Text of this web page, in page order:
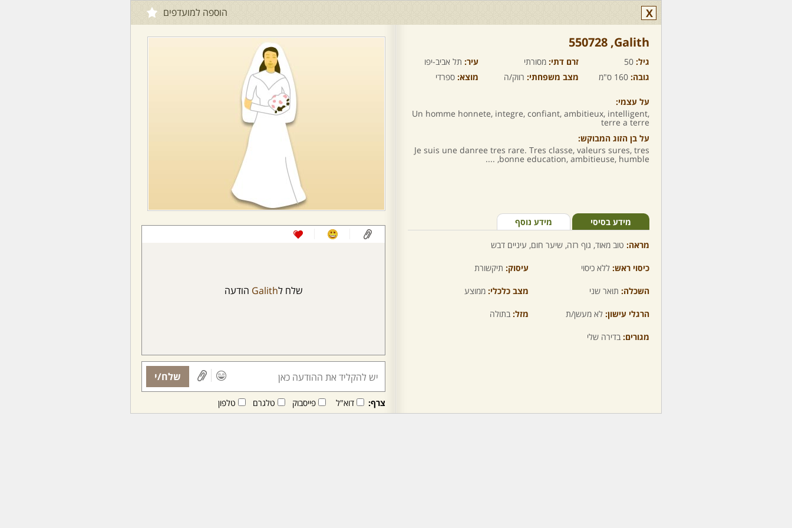
X הוספה למועדפים
Galith,‏ 550728
גיל: 50 זרם דתי: מסורתי עיר: תל אביב-יפו
גובה: 160 ס"מ מצב משפחתי: רווק/ה מוצא: ספרדי
על עצמי:
Un homme honnete, integre, confiant, ambitieux, intelligent,
terre a terre
על בן הזוג המבוקש:
Je suis une danree tres rare. Tres classe, valeurs sures, tres
bonne education, ambitieuse, humble, ....
מידע בסיסי מידע נוסף
מראה: טוב מאוד, גוף רזה, שיער חום, עיניים דבש
כיסוי ראש: ללא כיסוי עיסוק: תיקשורת
השכלה: תואר שני מצב כלכלי: ממוצע
הרגלי עישון: לא מעשן/ת מזל: בתולה
מגורים: בדירה שלי
שלח לGalith הודעה
שלח/י
צרף: דוא"ל פייסבוק טלגרם טלפון